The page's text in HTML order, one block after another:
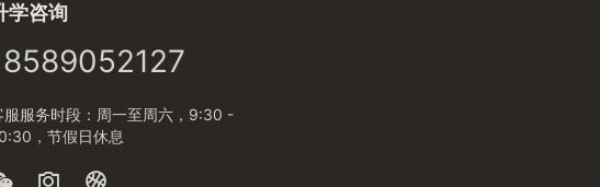
学咨询
服服务时段：周一至周六，9:30 -
，节假日休息